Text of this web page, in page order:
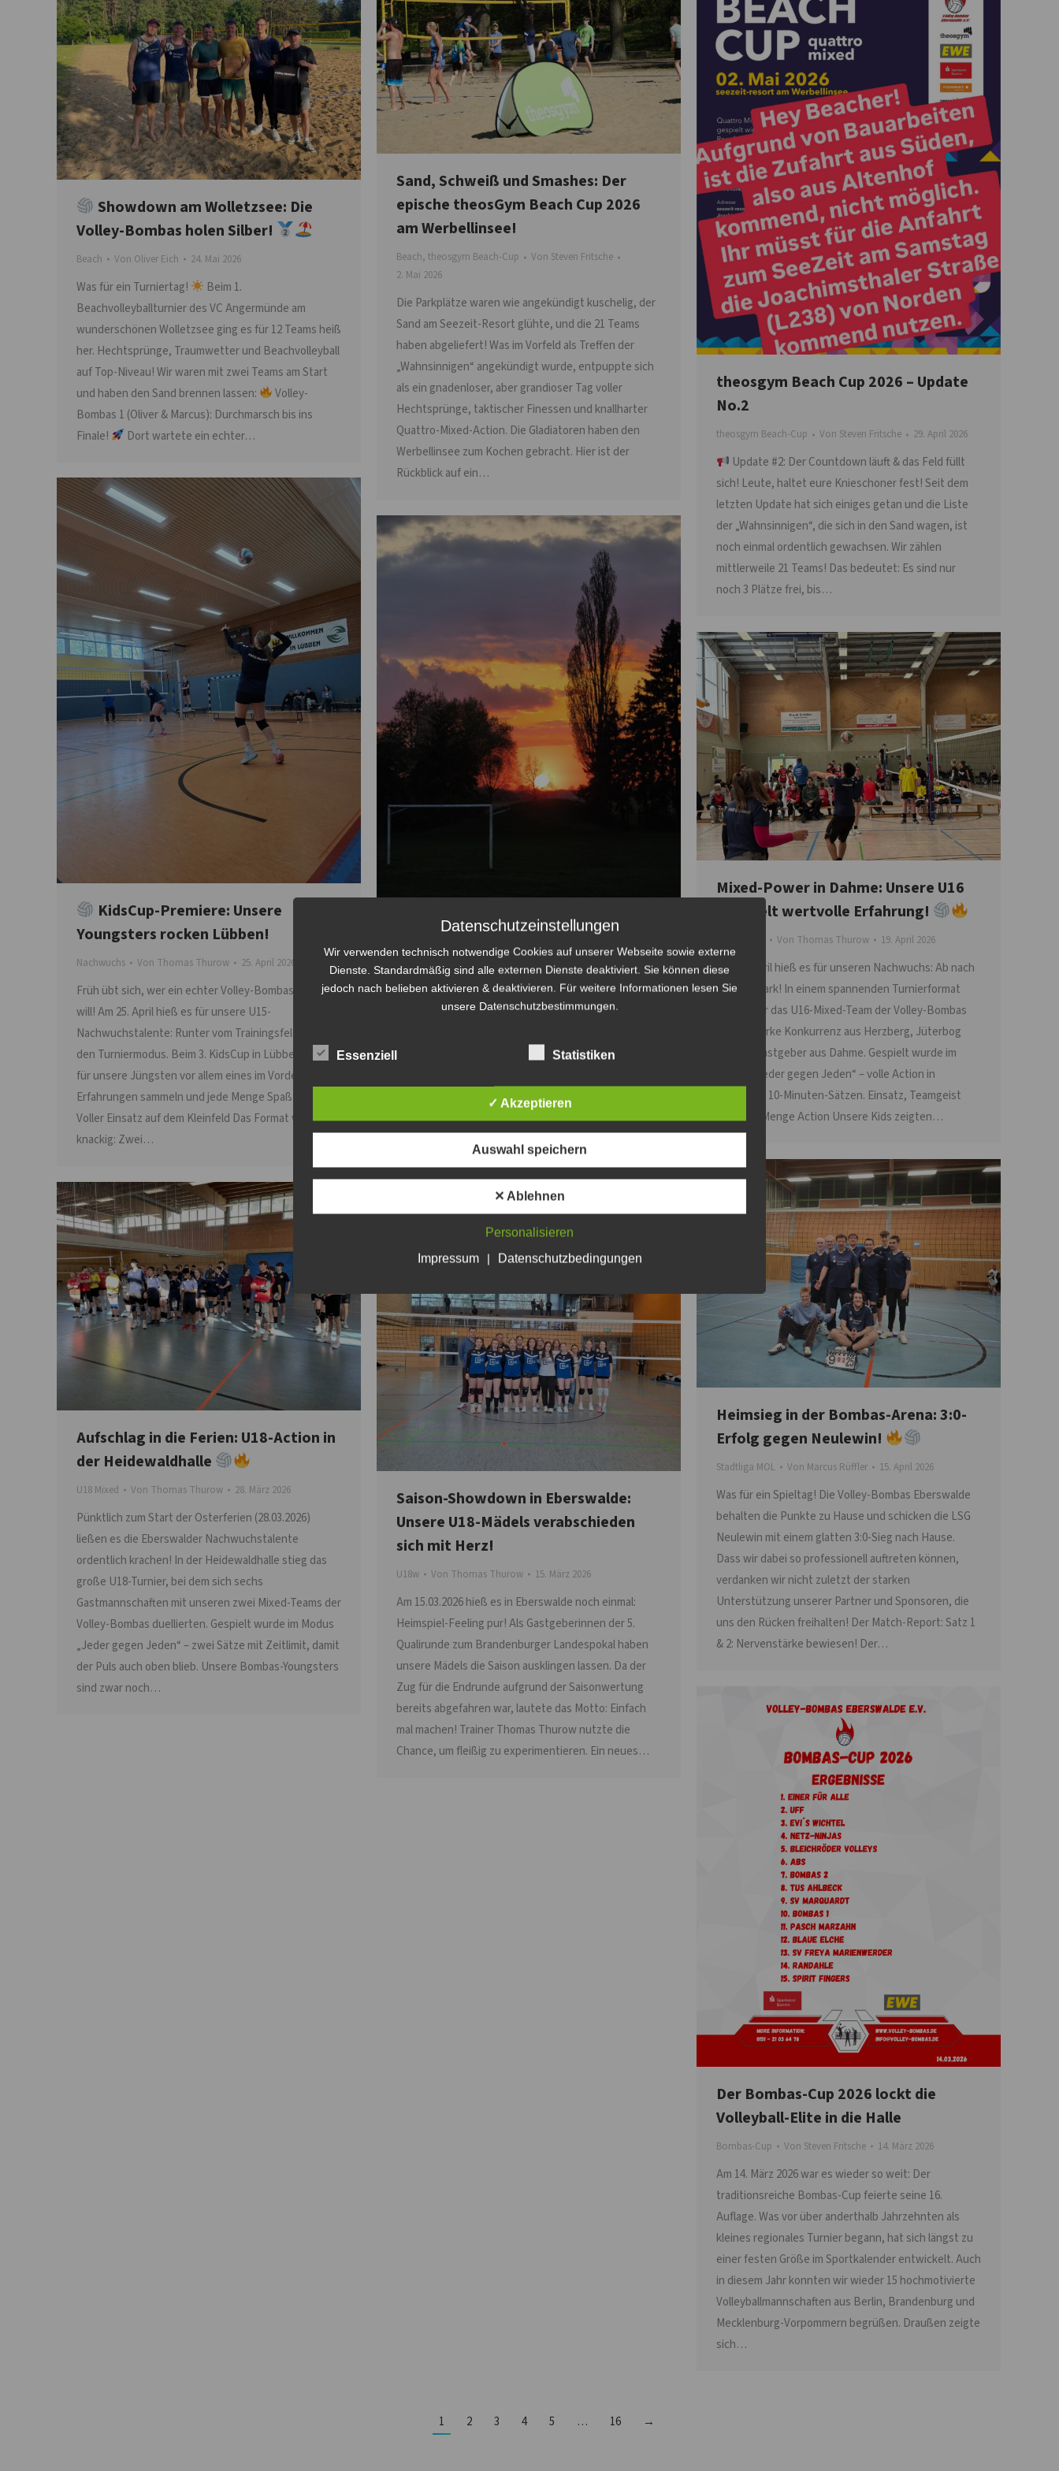
Showdown am Wolletzsee: Die
Volley-Bombas holen Silber!
Beach Von Oliver Eich 24. Mai 2026
Was für ein Turniertag!
Beim 1.
Beachvolleyballturnier des VC Angermünde am
wunderschönen Wolletzsee ging es für 12 Teams heiß
her. Hechtsprünge, Traumwetter und Beachvolleyball
auf Top-Niveau! Wir waren mit zwei Teams am Start
und haben den Sand brennen lassen:
Volley-
Bombas 1 (Oliver & Marcus): Durchmarsch bis ins
Finale!
Dort wartete ein echter…
Sand, Schweiß und Smashes: Der
epische theosGym Beach Cup 2026
am Werbellinsee!
Beach, theosgym Beach-Cup Von Steven Fritsche
2. Mai 2026
Die Parkplätze waren wie angekündigt kuschelig, der
Sand am Seezeit-Resort glühte, und die 21 Teams
haben abgeliefert! Was im Vorfeld als Treffen der
„Wahnsinnigen“ angekündigt wurde, entpuppte sich
als ein gnadenloser, aber grandioser Tag voller
Hechtsprünge, taktischer Finessen und knallharter
Quattro-Mixed-Action. Die Gladiatoren haben den
Werbellinsee zum Kochen gebracht. Hier ist der
Rückblick auf ein…
theosgym Beach Cup 2026 – Update
No.2
theosgym Beach-Cup Von Steven Fritsche 29. April 2026
Update #2: Der Countdown läuft & das Feld füllt
sich! Leute, haltet eure Knieschoner fest! Seit dem
letzten Update hat sich einiges getan und die Liste
der „Wahnsinnigen“, die sich in den Sand wagen, ist
noch einmal ordentlich gewachsen. Wir zählen
mittlerweile 21 Teams! Das bedeutet: Es sind nur
noch 3 Plätze frei, bis…
KidsCup-Premiere: Unsere
Youngsters rocken Lübben!
Nachwuchs Von Thomas Thurow 25. April 2026
Früh übt sich, wer ein echter Volley-Bombas werden
will! Am 25. April hieß es für unsere U15-
Nachwuchstalente: Runter vom Trainingsfeld, ab in
den Turniermodus. Beim 3. KidsCup in Lübben stand
für unsere Jüngsten vor allem eines im Vordergrund:
Erfahrungen sammeln und jede Menge Spaß haben.
Voller Einsatz auf dem Kleinfeld Das Format war
knackig: Zwei…
Souveräner Auswärtscoup: Volley-
Bombas lassen in Altreetz nichts
anbrennen!
Die Volley-Bombas Eberswalde haben beim TSV
3:0-Erfolg im Gepäck ging es zurück nach Hause. Über
fokussierte Teamleistung. Der Spielverlauf im
Schnelldurchlauf: Satz 1 (25:19): Zu Beginn war es
noch ein vorsichtiges Abtasten auf Augenhöhe. Doch
die Bombas fanden immer…
Mixed-Power in Dahme: Unsere U16
sammelt wertvolle Erfahrung!
Von Thomas Thurow 19. April 2026
Am 19. April hieß es für unseren Nachwuchs: Ab nach
Dahme/Mark! In einem spannenden Turnierformat
ging es für das U16-Mixed-Team der Volley-Bombas
gegen starke Konkurrenz aus Herzberg, Jüterbog
und die Gastgeber aus Dahme. Gespielt wurde im
Modus „Jeder gegen Jeden“ – volle Action in
knackigen 10-Minuten-Sätzen. Einsatz, Teamgeist
und jede Menge Action Unsere Kids zeigten…
Heimsieg in der Bombas-Arena: 3:0-
Erfolg gegen Neulewin!
Stadtliga MOL Von Marcus Rüffler 15. April 2026
Was für ein Spieltag! Die Volley-Bombas Eberswalde
behalten die Punkte zu Hause und schicken die LSG
Neulewin mit einem glatten 3:0-Sieg nach Hause.
Dass wir dabei so professionell auftreten können,
verdanken wir nicht zuletzt der starken
Unterstützung unserer Partner und Sponsoren, die
uns den Rücken freihalten! Der Match-Report: Satz 1
& 2: Nervenstärke bewiesen! Der…
Aufschlag in die Ferien: U18-Action in
der Heidewaldhalle
U18 Mixed Von Thomas Thurow 28. März 2026
Pünktlich zum Start der Osterferien (28.03.2026)
ließen es die Eberswalder Nachwuchstalente
ordentlich krachen! In der Heidewaldhalle stieg das
große U18-Turnier, bei dem sich sechs
Gastmannschaften mit unseren zwei Mixed-Teams der
Volley-Bombas duellierten. Gespielt wurde im Modus
„Jeder gegen Jeden“ – zwei Sätze mit Zeitlimit, damit
der Puls auch oben blieb. Unsere Bombas-Youngsters
sind zwar noch…
Saison-Showdown in Eberswalde:
Unsere U18-Mädels verabschieden
sich mit Herz!
U18w Von Thomas Thurow 15. März 2026
Am 15.03.2026 hieß es in Eberswalde noch einmal:
Heimspiel-Feeling pur! Als Gastgeberinnen der 5.
Qualirunde zum Brandenburger Landespokal haben
unsere Mädels die Saison ausklingen lassen. Da der
Zug für die Endrunde aufgrund der Saisonwertung
bereits abgefahren war, lautete das Motto: Einfach
mal machen! Trainer Thomas Thurow nutzte die
Chance, um fleißig zu experimentieren. Ein neues…
Der Bombas-Cup 2026 lockt die
Volleyball-Elite in die Halle
Bombas-Cup Von Steven Fritsche 14. März 2026
Am 14. März 2026 war es wieder so weit: Der
traditionsreiche Bombas-Cup feierte seine 16.
Auflage. Was vor über anderthalb Jahrzehnten als
kleines regionales Turnier begann, hat sich längst zu
einer festen Größe im Sportkalender entwickelt. Auch
in diesem Jahr konnten wir wieder 15 hochmotivierte
Volleyballmannschaften aus Berlin, Brandenburg und
Mecklenburg-Vorpommern begrüßen. Draußen zeigte
sich…
1 2 3 4 5 … 16 →
Datenschutzeinstellungen
Wir verwenden technisch notwendige Cookies auf unserer Webseite sowie externe
Dienste. Standardmäßig sind alle externen Dienste deaktiviert. Sie können diese
jedoch nach belieben aktivieren & deaktivieren. Für weitere Informationen lesen Sie
unsere Datenschutzbestimmungen.
Essenziell Statistiken
✓ Akzeptieren
Auswahl speichern
✕ Ablehnen
Personalisieren
Impressum
| Datenschutzbedingungen